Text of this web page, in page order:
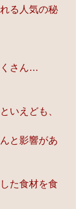
る人気の秘
くさん…
いえども、
と影響があ
た食材を食